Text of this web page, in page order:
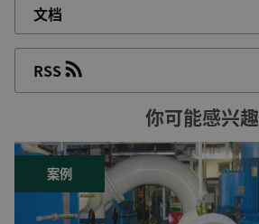
为圆形电缆和母排设计
原边电流: 40 至 7500 A
容量从 1.0 至 30 VA
ASK 29619000320
文档
RSS
你可能感兴趣
案例